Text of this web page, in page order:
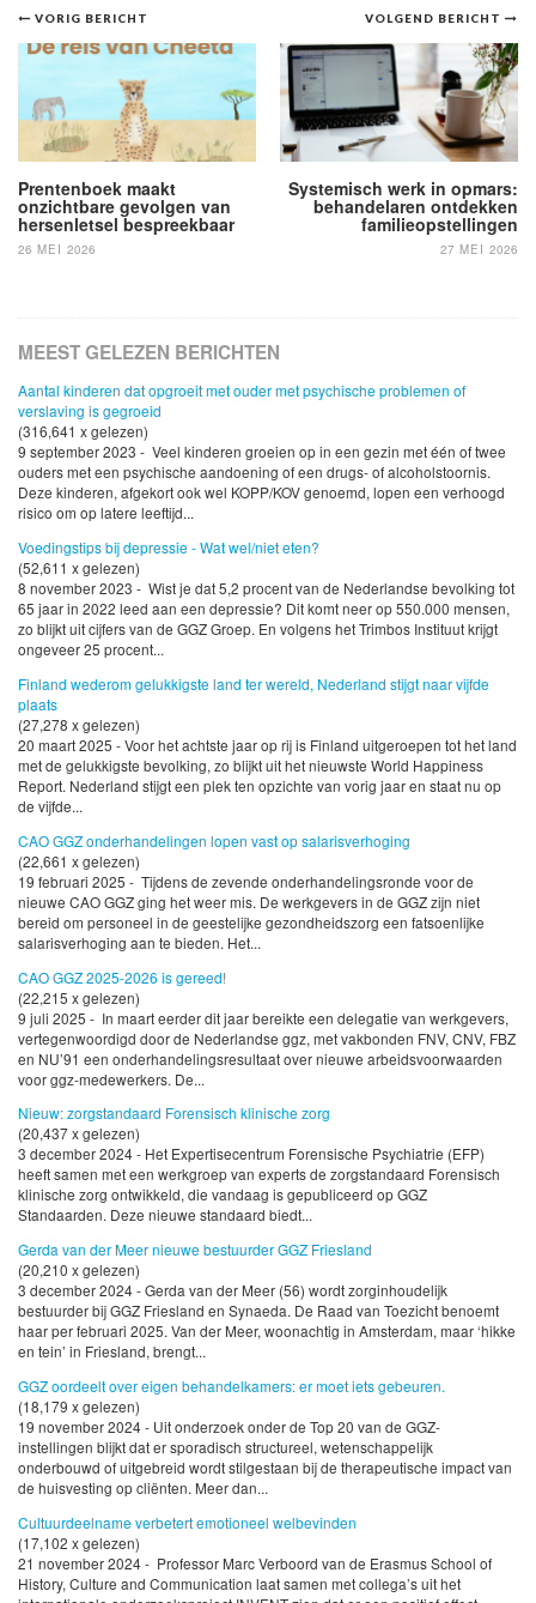
Bericht
navigatie
VOLGEND BERICHT
Systemisch werk in opmars:
behandelaren ontdekken
familieopstellingen
27 MEI 2026
VORIG BERICHT
Prentenboek maakt
onzichtbare gevolgen van
hersenletsel bespreekbaar
26 MEI 2026
MEEST GELEZEN BERICHTEN
Aantal kinderen dat opgroeit met ouder met psychische problemen of
verslaving is gegroeid
(316,641 x gelezen)
9 september 2023 - Veel kinderen groeien op in een gezin met één of twee
ouders met een psychische aandoening of een drugs- of alcoholstoornis.
Deze kinderen, afgekort ook wel KOPP/KOV genoemd, lopen een verhoogd
risico om op latere leeftijd...
Voedingstips bij depressie - Wat wel/niet eten?
(52,611 x gelezen)
8 november 2023 - Wist je dat 5,2 procent van de Nederlandse bevolking tot
65 jaar in 2022 leed aan een depressie? Dit komt neer op 550.000 mensen,
zo blijkt uit cijfers van de GGZ Groep. En volgens het Trimbos Instituut krijgt
ongeveer 25 procent...
Finland wederom gelukkigste land ter wereld, Nederland stijgt naar vijfde
plaats
(27,278 x gelezen)
20 maart 2025 - Voor het achtste jaar op rij is Finland uitgeroepen tot het land
met de gelukkigste bevolking, zo blijkt uit het nieuwste World Happiness
Report. Nederland stijgt een plek ten opzichte van vorig jaar en staat nu op
de vijfde...
CAO GGZ onderhandelingen lopen vast op salarisverhoging
(22,661 x gelezen)
19 februari 2025 - Tijdens de zevende onderhandelingsronde voor de
nieuwe CAO GGZ ging het weer mis. De werkgevers in de GGZ zijn niet
bereid om personeel in de geestelijke gezondheidszorg een fatsoenlijke
salarisverhoging aan te bieden. Het...
CAO GGZ 2025-2026 is gereed!
(22,215 x gelezen)
9 juli 2025 - In maart eerder dit jaar bereikte een delegatie van werkgevers,
vertegenwoordigd door de Nederlandse ggz, met vakbonden FNV, CNV, FBZ
en NU’91 een onderhandelingsresultaat over nieuwe arbeidsvoorwaarden
voor ggz-medewerkers. De...
Nieuw: zorgstandaard Forensisch klinische zorg
(20,437 x gelezen)
3 december 2024 - Het Expertisecentrum Forensische Psychiatrie (EFP)
heeft samen met een werkgroep van experts de zorgstandaard Forensisch
klinische zorg ontwikkeld, die vandaag is gepubliceerd op GGZ
Standaarden. Deze nieuwe standaard biedt...
Gerda van der Meer nieuwe bestuurder GGZ Friesland
(20,210 x gelezen)
3 december 2024 - Gerda van der Meer (56) wordt zorginhoudelijk
bestuurder bij GGZ Friesland en Synaeda. De Raad van Toezicht benoemt
haar per februari 2025. Van der Meer, woonachtig in Amsterdam, maar ‘hikke
en tein’ in Friesland, brengt...
GGZ oordeelt over eigen behandelkamers: er moet iets gebeuren.
(18,179 x gelezen)
19 november 2024 - Uit onderzoek onder de Top 20 van de GGZ-
instellingen blijkt dat er sporadisch structureel, wetenschappelijk
onderbouwd of uitgebreid wordt stilgestaan bij de therapeutische impact van
de huisvesting op cliënten. Meer dan...
Cultuurdeelname verbetert emotioneel welbevinden
(17,102 x gelezen)
21 november 2024 - Professor Marc Verboord van de Erasmus School of
History, Culture and Communication laat samen met collega’s uit het